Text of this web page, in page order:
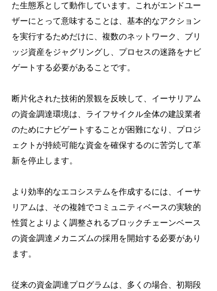
た生態系として動作しています。これがエンドユー
ザーにとって意味することは、基本的なアクション
を実行するためだけに、複数のネットワーク、ブリ
ッジ資産をジャグリングし、プロセスの迷路をナビ
ゲートする必要があることです。
断片化された技術的景観を反映して、イーサリアム
の資金調達環境は、ライフサイクル全体の建設業者
のためにナビゲートすることが困難になり、プロジ
ェクトが持続可能な資金を確保するのに苦労して革
新を停止します。
より効率的なエコシステムを作成するには、イーサ
リアムは、その複雑でコミュニティベースの実験的
性質とよりよく調整されるブロックチェーンベース
の資金調達メカニズムの採用を開始する必要があり
ます。
従来の資金調達プログラムは、多くの場合、初期段